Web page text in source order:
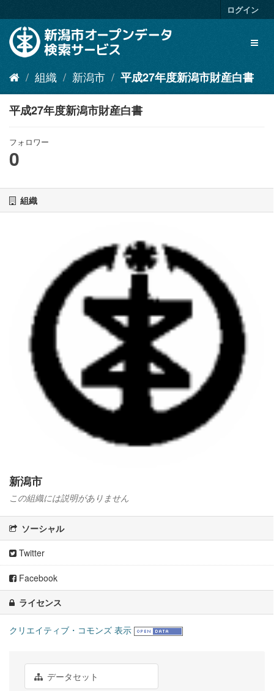
キ
容
ログイン
組織 新潟市 平成27年度新潟市財産白書
平成27年度新潟市財産白書
フォロワー
0
組織
新潟市
この組織には説明がありません
ソーシャル
Twitter
Facebook
ライセンス
クリエイティブ・コモンズ 表示
データセット